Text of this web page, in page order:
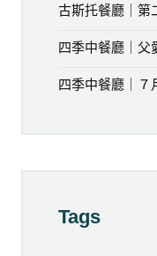
古斯托餐廳｜第
四季中餐廳｜父
四季中餐廳｜７
Tags